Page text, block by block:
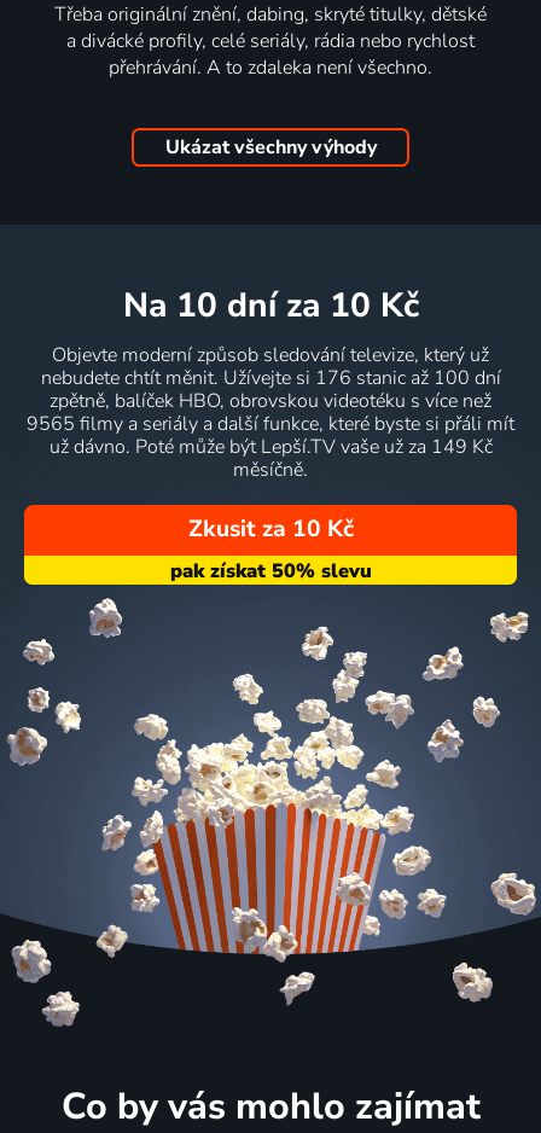
Třeba originální znění, dabing, skryté titulky, dětské
a divácké profily, celé seriály, rádia nebo rychlost
přehrávání. A to zdaleka není všechno.
Ukázat všechny výhody
na 10 dní za 10 Kč
Objevte moderní způsob sledování televize, který už
nebudete chtít měnit. Užívejte si 176 stanic až 100 dní
zpětně, balíček HBO, obrovskou videotéku s více než
9565 filmy a seriály a další funkce, které byste si přáli mít
už dávno. Poté může být Lepší.TV vaše už za 149 Kč
měsíčně.
Zkusit za 10 Kč
Co by vás mohlo zajímat